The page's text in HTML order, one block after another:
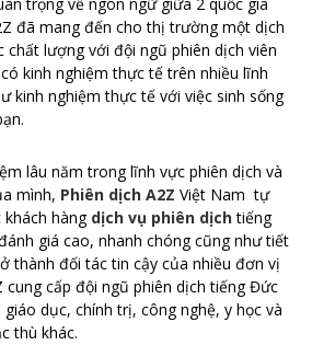
đã mang đến cho thị trường một dịch
lượng với đội ngũ phiên dịch viên
kinh nghiệm thực tế trên nhiều lĩnh
kinh nghiệm thực tế với việc sinh sống
lâu năm trong lĩnh vực phiên dịch và
mình, Phiên dịch A2Z Việt Nam tự
hàng dịch vụ phiên dịchtiếng
giá cao, nhanh chóng cũng như tiết
thành đối tác tin cậy của nhiều đơn vị
cung cấp đội ngũ phiên dịch tiếng Đức
dục, chính trị, công nghệ, y học và
thù khác.